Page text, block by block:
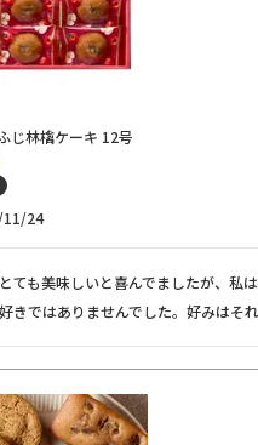
じ林檎ケーキ 12号
11/24
ても美味しいと喜んでましたが、私
きではありませんでした。好みはそ